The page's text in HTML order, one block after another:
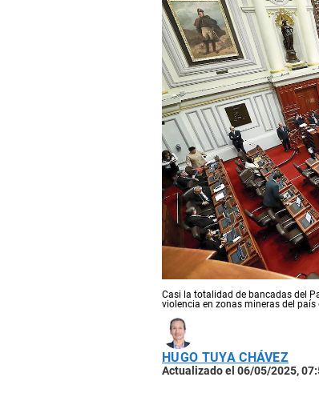
Casi la totalidad de bancadas del
violencia en zonas mineras del
HUGO TUYA CHÁVEZ
Actualizado el 06/05/2025,